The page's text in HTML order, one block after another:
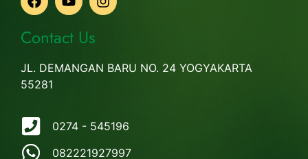
Contact Us
JL. DEMANGAN BARU NO. 24 YOGYAKARTA
55281
0274 - 545196
082221927997